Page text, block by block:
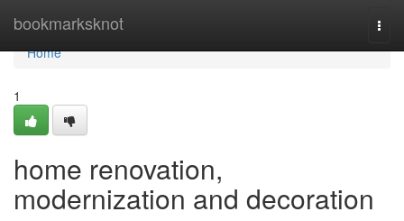
bookmarksknot
Home
Home
1
home renovation,
modernization and decoration